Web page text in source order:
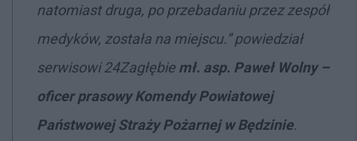
natomiast druga, po przebadaniu przez zespół
medyków, została na miejscu.” powiedział
serwisowi 24Zagłębie mł. asp. Paweł Wolny –
oficer prasowy Komendy Powiatowej
Państwowej Straży Pożarnej w Będzinie.